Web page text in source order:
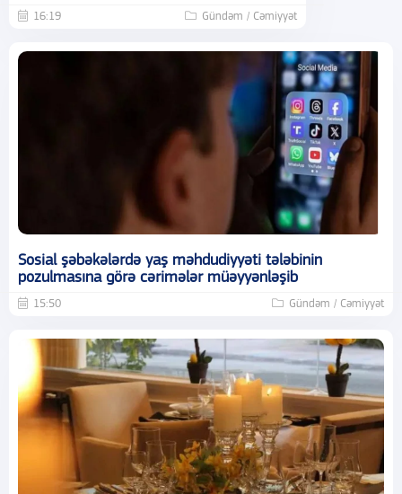
16:19 Gündəm / Cəmiyyət
Sosial şəbəkələrdə yaş məhdudiyyəti tələbinin
pozulmasına görə cərimələr müəyyənləşib
15:50 Gündəm / Cəmiyyət